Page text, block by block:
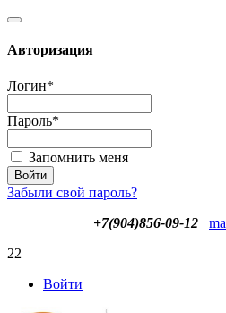
Авторизация
Логин*
Пароль*
Запомнить меня
Забыли свой пароль?
+7(904)856-09-12
22
Войти